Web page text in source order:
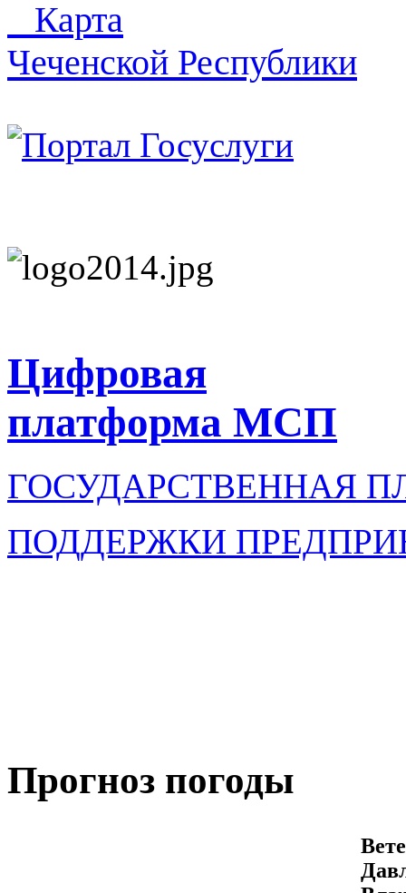
Карта
Чеченской Республики
Цифровая
платформа МСП
ГОСУДАРСТВЕННАЯ
ПОДДЕРЖКИ
Прогноз погоды